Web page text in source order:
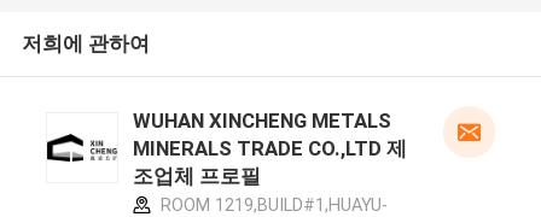
저희에 관하여
WUHAN XINCHENG METALS
MINERALS TRADE CO.,LTD 제
조업체 프로필
ROOM 1219,BUILD#1,HUAYU-